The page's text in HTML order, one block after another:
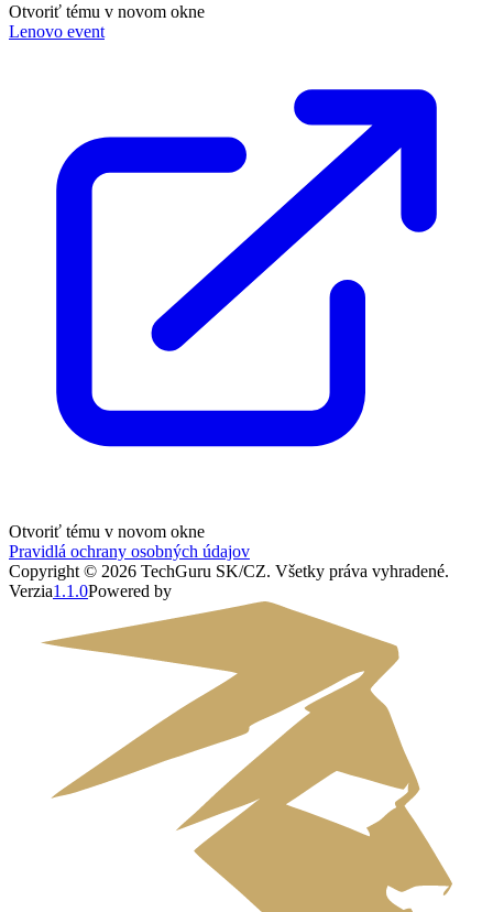
Otvoriť tému v novom okne
Lenovo event
Otvoriť tému v novom okne
Pravidlá ochrany osobných údajov
Copyright © 2026 TechGuru SK/CZ. Všetky práva vyhradené.
Verzia1.1.0Powered by